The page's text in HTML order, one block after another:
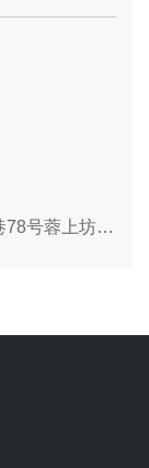
地址：成都市锦江区锦官驿街道牛王庙巷78号蓉上坊二期